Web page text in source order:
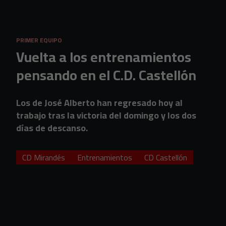
PRIMER EQUIPO
Vuelta a los entrenamientos
pensando en el C.D. Castellón
Los de José Alberto han regresado hoy al
trabajo tras la victoria del domingo y los dos
días de descanso.
CD Mirandés Entrenamientos CD Castellón